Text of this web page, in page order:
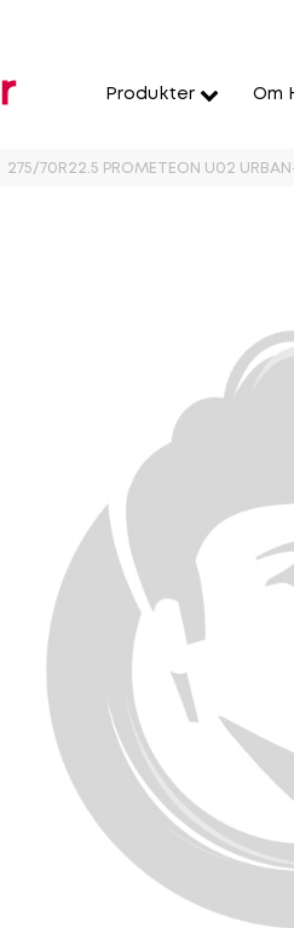
Produkter Om
275/70R22.5 PROMETEON U02